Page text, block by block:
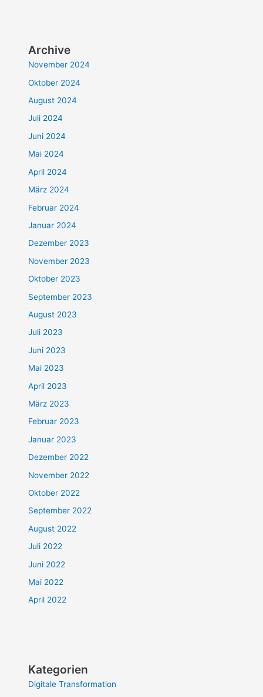
Archive
November 2024
Oktober 2024
August 2024
Juli 2024
Juni 2024
Mai 2024
April 2024
März 2024
Februar 2024
Januar 2024
Dezember 2023
November 2023
Oktober 2023
September 2023
August 2023
Juli 2023
Juni 2023
Mai 2023
April 2023
März 2023
Februar 2023
Januar 2023
Dezember 2022
November 2022
Oktober 2022
September 2022
August 2022
Juli 2022
Juni 2022
Mai 2022
April 2022
Kategorien
Digitale Transformation